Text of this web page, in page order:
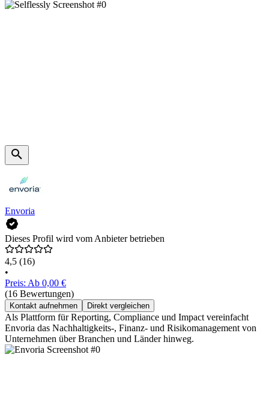
Envoria
Dieses Profil wird vom Anbieter betrieben
4,5 (16)
•
Preis: Ab 0,00 €
(16 Bewertungen)
Kontakt aufnehmen Direkt vergleichen
Als Plattform für Reporting, Compliance und Impact vereinfacht
Envoria das Nachhaltigkeits-, Finanz- und Risikomanagement von
Unternehmen über Branchen und Länder hinweg.